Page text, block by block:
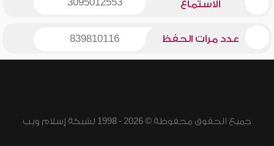
الاستماع 3095012553
عدد مرات الحفظ 839810116
جميع الحقوق محفوظة © 2026 - 1998 لشبكة إسلام ويب